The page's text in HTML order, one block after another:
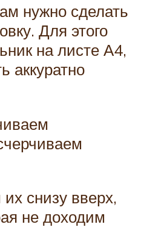
нужно сделать
Для этого
на листе А4,
аккуратно
снизу вверх,
не доходим